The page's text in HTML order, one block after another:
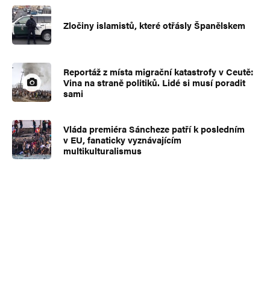
Zločiny islamistů, které otřásly Španělskem
Reportáž z místa migrační katastrofy v Ceutě:
Vina na straně politiků. Lidé si musí poradit
sami
Vláda premiéra Sáncheze patří k posledním
v EU, fanaticky vyznávajícím
multikulturalismus